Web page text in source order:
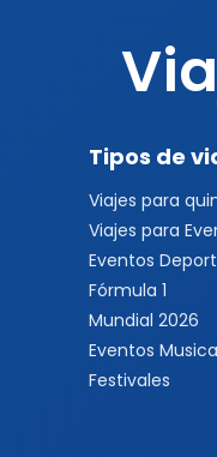
Tipos de
Viajes para
Viajes para
Eventos
Fórmula 1
Mundial 2026
Eventos
Festivales